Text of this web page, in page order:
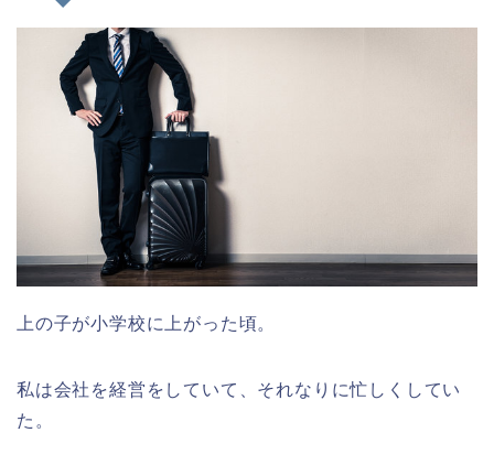
上の子が小学校に上がった頃。
私は会社を経営をしていて、それなりに忙しくしてい
た。